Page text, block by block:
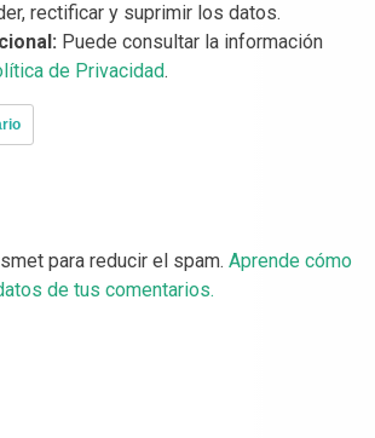
rectificar y suprimir los datos.
Puede consultar la información
de Privacidad.
para reducir el spam. Aprende cómo
de tus comentarios.